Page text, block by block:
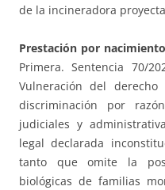
de la incineradora
Prestación por
Primera. Sentencia 70/
Vulneración del
discriminación por
judiciales y
legal declarada
tanto que omite la
biológicas de familias